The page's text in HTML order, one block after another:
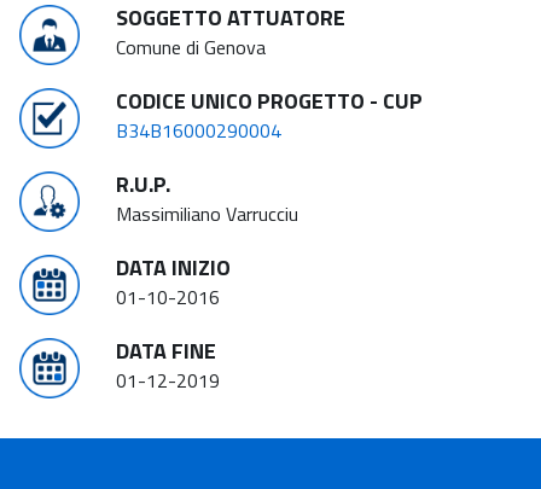
SOGGETTO ATTUATORE
Comune di Genova
CODICE UNICO PROGETTO - CUP
B34B16000290004
R.U.P.
Massimiliano Varrucciu
DATA INIZIO
01-10-2016
DATA FINE
01-12-2019